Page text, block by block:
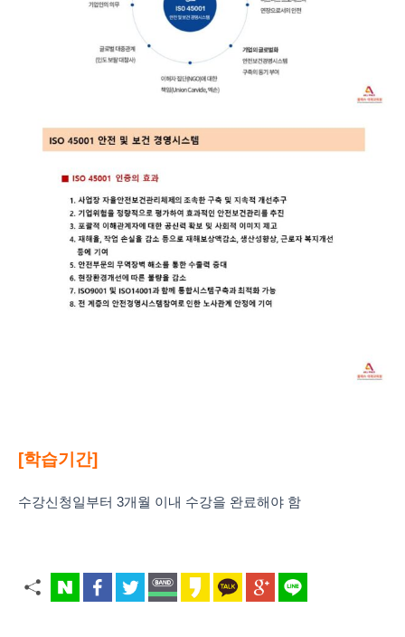
[학습기간]
수강신청일부터 3개월 이내 수강을 완료해야 함